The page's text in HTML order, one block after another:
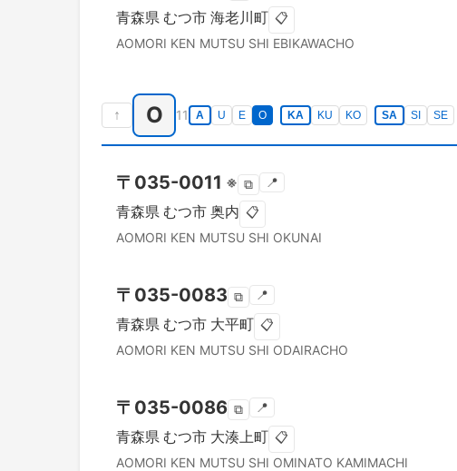
青森県 むつ市 海老川町 📋
AOMORI KEN MUTSU SHI EBIKAWACHO
↑ O 11 A U E O KA KU KO SA SI SE
〒 035-0011 ※ ⧉ 📍
青森県 むつ市 奥内 📋
AOMORI KEN MUTSU SHI OKUNAI
〒 035-0083 ⧉ 📍
青森県 むつ市 大平町 📋
AOMORI KEN MUTSU SHI ODAIRACHO
〒 035-0086 ⧉ 📍
青森県 むつ市 大湊上町 📋
AOMORI KEN MUTSU SHI OMINATO KAMIMACHI